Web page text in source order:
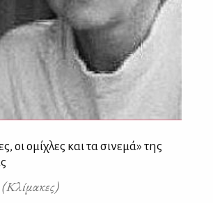
οι ομίχλες και τα σινεμά» της
(Κλίμακες)